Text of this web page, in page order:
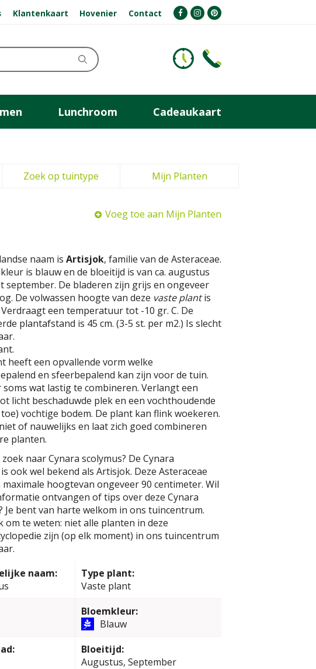
Klantenkaart Hovenier Contact
Lunchroom Cadeaukaart
Zoek op tuintype Mijn Planten
Voeg toe aan Mijn Planten
naam is Artisjok, familie van de Asteraceae.
is blauw en de bloeitijd is van ca. augustus
september. De bladeren zijn grijs en ongeveer
De volwassen hoogte van deze vaste plantis
Verdraagt een temperatuur tot -10 gr. C. De
plantafstand is 45 cm. (3-5 st. per m2.) Is slecht
heeft een opvallende vorm welke
en sfeerbepalend kan zijn voor de tuin.
wat lastig te combineren. Verlangt een
licht beschaduwde plek en een vochthoudende
vochtige bodem. De plant kan flink woekeren.
of nauwelijks en laat zich goed combineren
planten.
naar Cynara scolymus? De Cynara
ook wel bekend als Artisjok. Deze Asteraceae
hoogtevan ongeveer 90 centimeter. Wil
ontvangen of tips over deze Cynara
Je bent van harte welkom in ons tuincentrum.
om te weten: niet alle planten in deze
zijn (op elk moment) in ons tuincentrum
naam:
Type plant:
Vaste plant
Bloemkleur:
Blauw
Bloeitijd:
Augustus, September